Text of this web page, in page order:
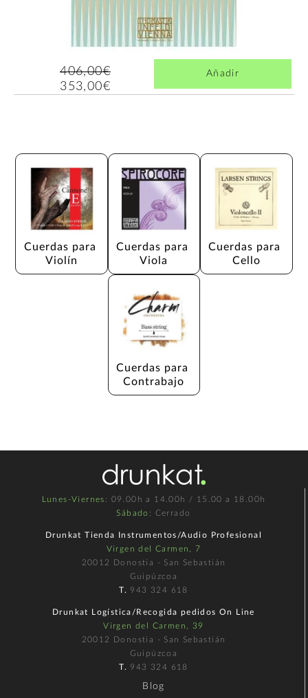
406,00€
353,00€
Añadir
Cuerdas para
Violín
Cuerdas para
Viola
Cuerdas para
Cello
Cuerdas para
Contrabajo
Lunes-Viernes : 09.00h a 14.00h / 15.00 a 18.00h
Sábado : Cerrado
Drunkat Tienda Instrumentos/Audio Profesional
Virgen del Carmen, 7
20012 Donostia - San Sebastián
Guipúzcoa
T. 943 324 618
Drunkat Logística/Recogida pedidos On Line
Virgen del Carmen, 39
20012 Donostia - San Sebastián
Guipúzcoa
T. 943 324 618
Blog